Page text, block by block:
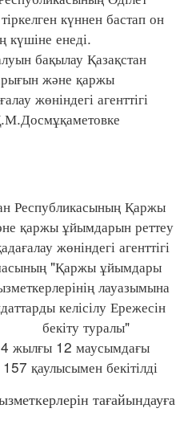
күннен бастап он
күшіне енеді.
бақылау Қазақстан
және қаржы
жөніндегі агенттігі
Республикасының Қаржы
қаржы ұйымдарын реттеу
жөніндегі агенттігі
"Қаржы ұйымдары
лауазымына
келісілу Ережесін
бекіту туралы"
жылғы 12 маусымдағы
қаулысымен бекітілді
тағайындауға